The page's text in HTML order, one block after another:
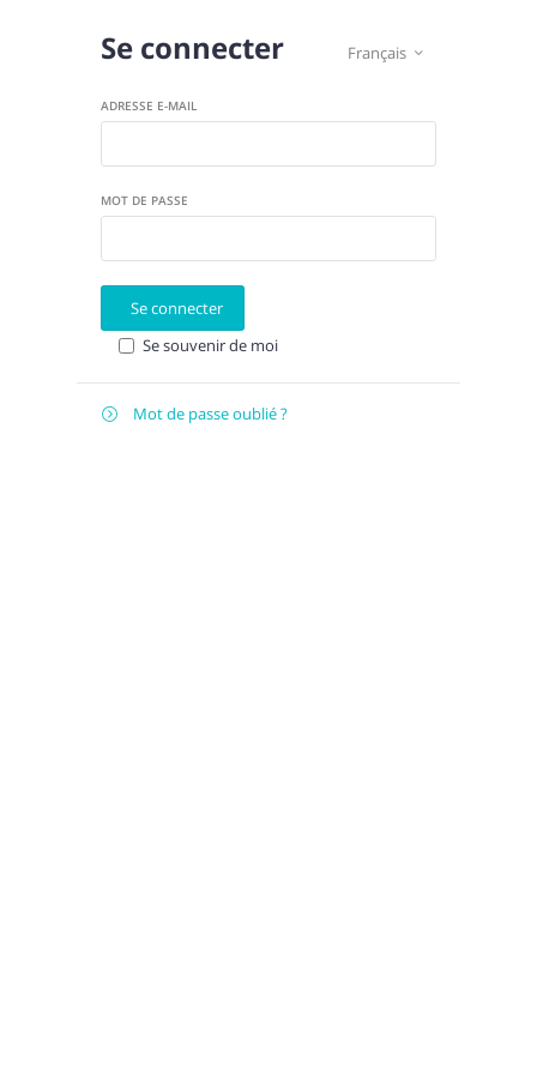
Français 
Se connecter
ADRESSE E-MAIL
MOT DE PASSE
Se connecter
Se souvenir de moi
 Mot de passe oublié ?